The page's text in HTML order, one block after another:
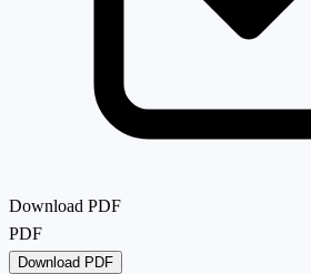
Download PDF
PDF
Download PDF